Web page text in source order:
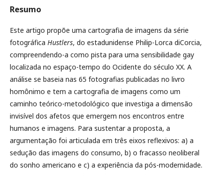
Resumo
Este artigo propõe uma cartografia de imagens da série
fotográfica Hustlers, do estadunidense Philip-Lorca diCorcia,
compreendendo-a como pista para uma sensibilidade gay
localizada no espaço-tempo do Ocidente do século XX. A
análise se baseia nas 65 fotografias publicadas no livro
homônimo e tem a cartografia de imagens como um
caminho teórico-metodológico que investiga a dimensão
invisível dos afetos que emergem nos encontros entre
humanos e imagens. Para sustentar a proposta, a
argumentação foi articulada em três eixos reflexivos: a) a
sedução das imagens do consumo, b) o fracasso neoliberal
do sonho americano e c) a experiência da pós-modernidade.